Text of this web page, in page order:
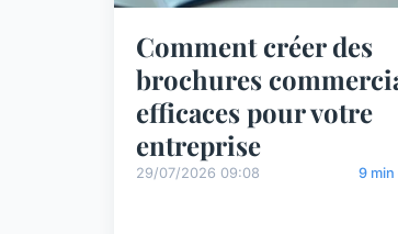
Comment créer des
brochures
efficaces pour votre
entreprise
29/07/2026 09:08 9